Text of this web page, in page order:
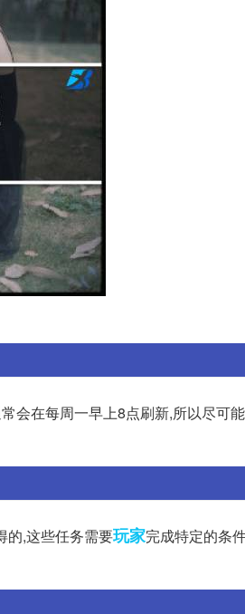
会在每周一早上8点刷新,所以尽可
的,这些任务需要玩家完成特定的条